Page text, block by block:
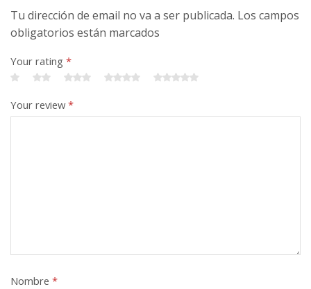
Tu dirección de email no va a ser publicada. Los campos
obligatorios están marcados
Your rating *
Your review*
Nombre *